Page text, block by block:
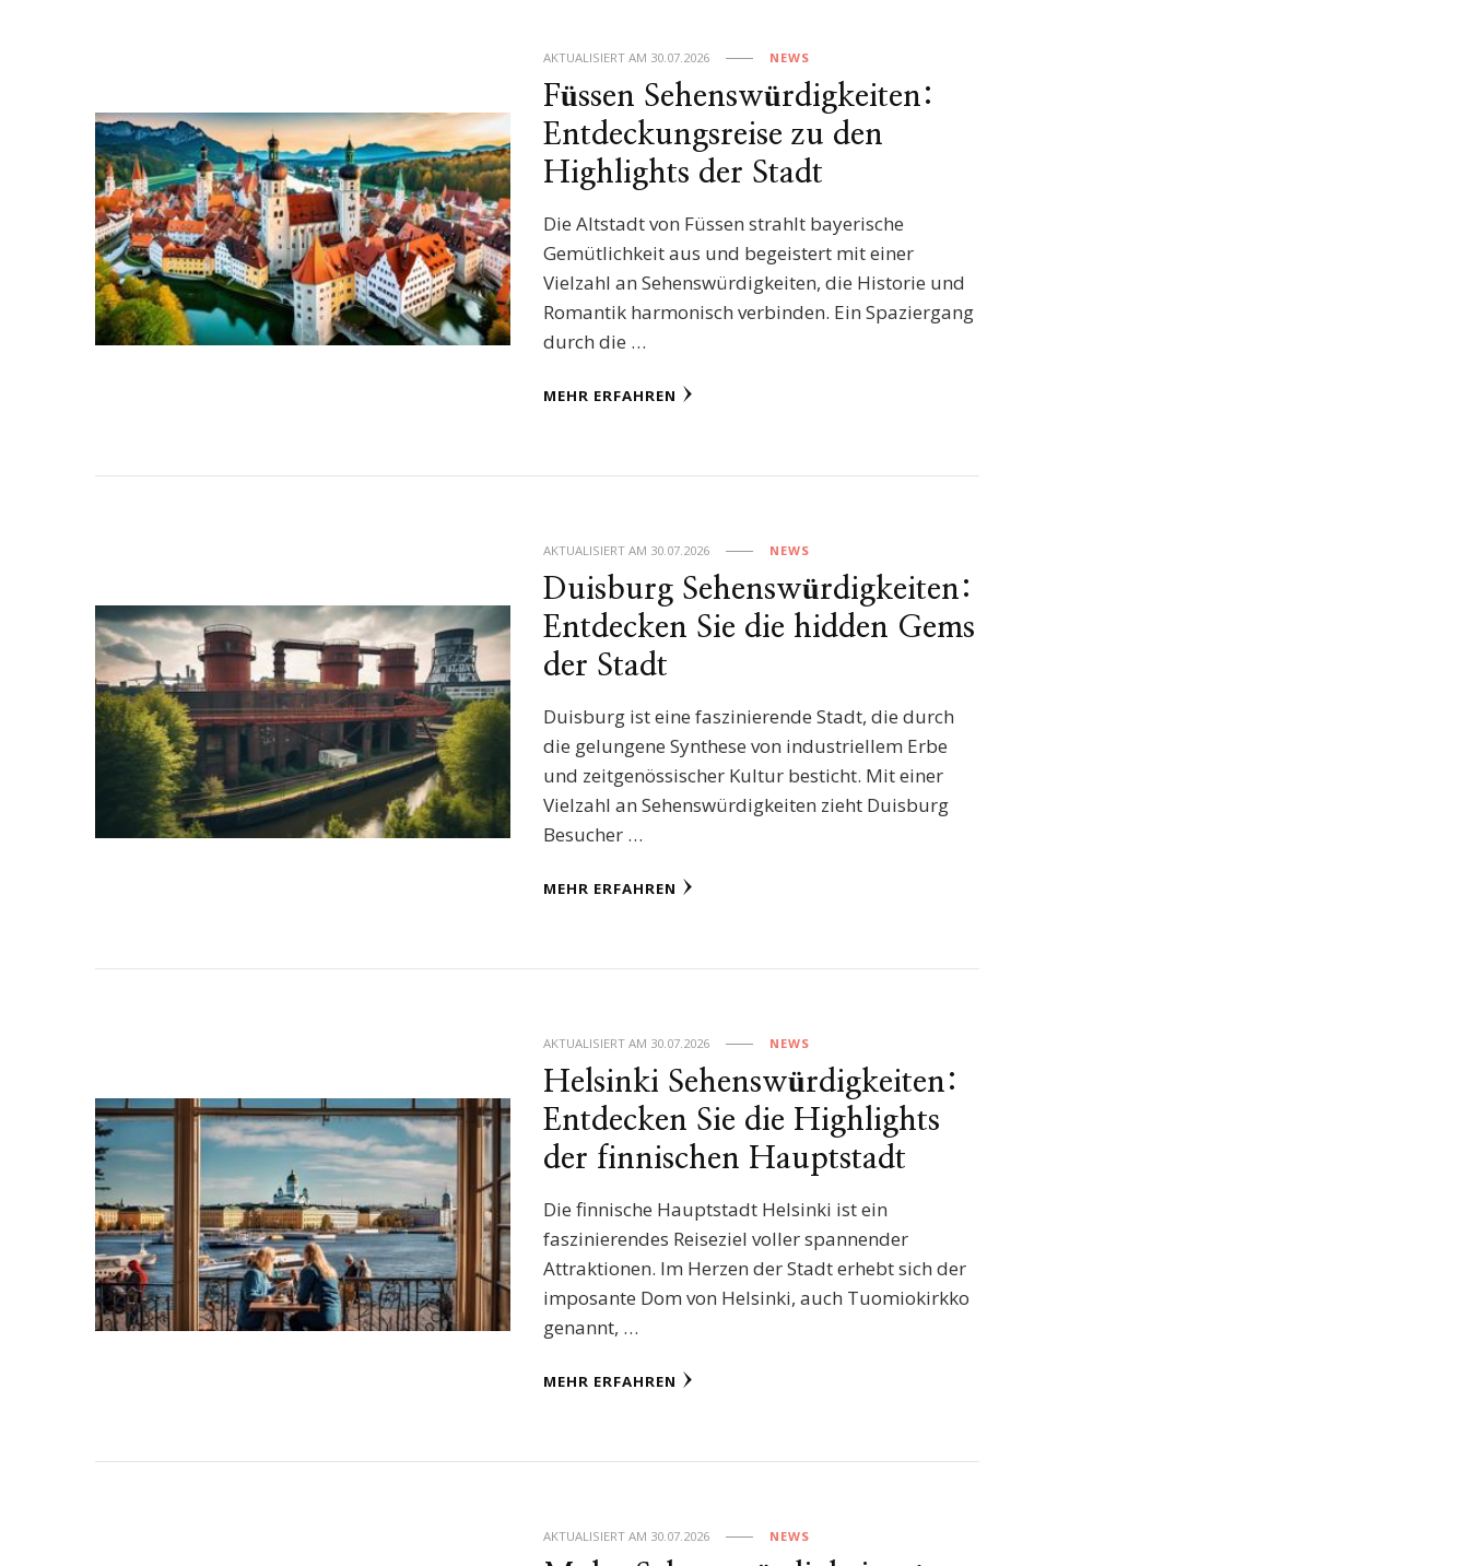
AKTUALISIERT AM 30.07.2026 NEWS
Füssen Sehenswürdigkeiten:
Entdeckungsreise zu den
Highlights der Stadt
Die Altstadt von Füssen strahlt bayerische
Gemütlichkeit aus und begeistert mit einer
Vielzahl an Sehenswürdigkeiten, die Historie und
Romantik harmonisch verbinden. Ein Spaziergang
durch die …
MEHR ERFAHREN
AKTUALISIERT AM 30.07.2026 NEWS
Duisburg Sehenswürdigkeiten:
Entdecken Sie die hidden Gems
der Stadt
Duisburg ist eine faszinierende Stadt, die durch
die gelungene Synthese von industriellem Erbe
und zeitgenössischer Kultur besticht. Mit einer
Vielzahl an Sehenswürdigkeiten zieht Duisburg
Besucher …
MEHR ERFAHREN
AKTUALISIERT AM 30.07.2026 NEWS
Helsinki Sehenswürdigkeiten:
Entdecken Sie die Highlights
der finnischen Hauptstadt
Die finnische Hauptstadt Helsinki ist ein
faszinierendes Reiseziel voller spannender
Attraktionen. Im Herzen der Stadt erhebt sich der
imposante Dom von Helsinki, auch Tuomiokirkko
genannt, …
MEHR ERFAHREN
AKTUALISIERT AM 30.07.2026 NEWS